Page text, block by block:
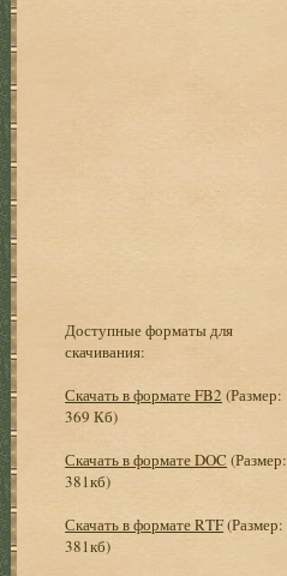
Доступные форматы для
скачивания:
Скачать в формате FB2 (Размер:
369 Кб)
Скачать в формате DOC (Размер:
381кб)
Скачать в формате RTF(Размер:
381кб)